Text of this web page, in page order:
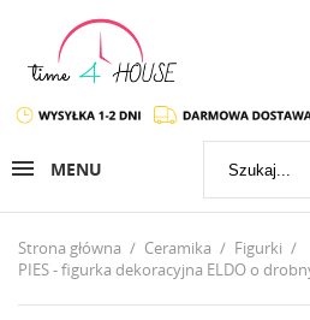
MENU
Strona główna Ceramika
Figurki
PIES - figurka dekoracyjna ELDO o